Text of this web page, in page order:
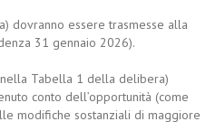
dovranno essere trasmesse alla
31 gennaio 2026).
Tabella 1 della delibera)
conto dell’opportunità (come
modifiche sostanziali di maggiore